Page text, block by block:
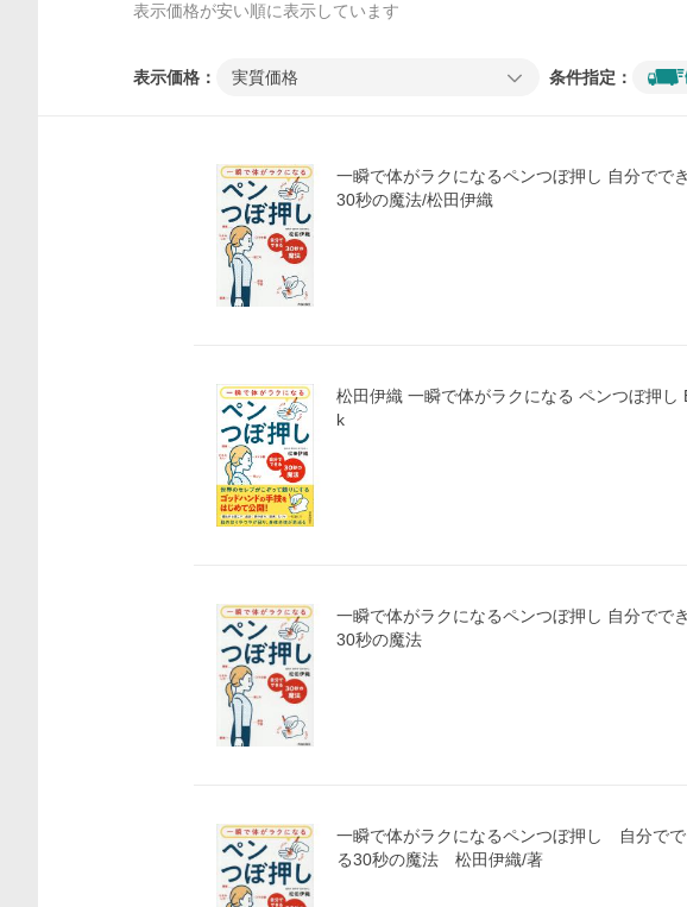
表示価格が安い順に表示しています
表示価格： 実質価格 条件指定：
一瞬で体がラクになるペンつぼ押し 自分でで
30秒の魔法/松田伊織
松田伊織 一瞬で体がラクになる ペンつぼ押し
k
一瞬で体がラクになるペンつぼ押し 自分でで
30秒の魔法
一瞬で体がラクになるペンつぼ押し 自分でで
る30秒の魔法 松田伊織/著